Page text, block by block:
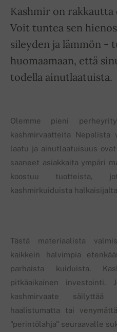
Kashmir on rakkautta
Voit tuntea sen
sileyden ja lämmön -
huomaamaan, että
todella ainutlaatuista.
Olemme pieni
kashmirvaatteita Nepalista
laatu ja ainutlaatuisuus
saaneet asiakkaita ympäri
koostuu tuotteista,
kashmirkuiduista
Tästä materiaalista
kaikkein halvimpia
parhaista kuiduista.
pitkäaikainen investointi.
kashmirvaate
haalistumatta tai
"perintölahja" seuraavalle